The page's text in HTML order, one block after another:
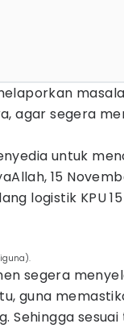
agar segera
untuk
15
logistik KPU 15
segera
guna
Sehingga